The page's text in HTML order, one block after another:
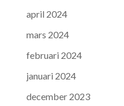
april 2024
mars 2024
februari 2024
januari 2024
december 2023